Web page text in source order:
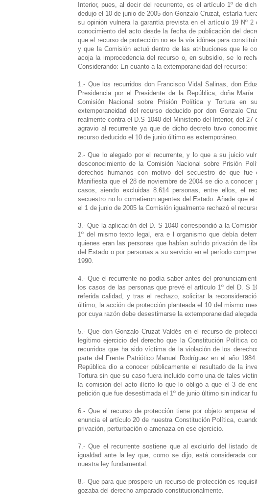
Interior, pues, al decir del recurrente, es el artículo 1º de
dedujo el 10 de junio de 2005 don Gonzalo Cruzat, estaría
su opinión vulnera la garantía prevista en el artículo 19 Nº
conocimiento del acto desde la fecha de publicación del
que el recurso de protección no es la vía idónea para
y que la Comisión actuó dentro de las atribuciones que le
acoja la improcedencia del recurso o, en subsidio, se lo
Considerando: En cuanto a la extemporaneidad del recurso:
1.- Que los recurridos don Francisco Vidal Salinas, don
Presidencia por el Presidente de la República, doña
Comisión Nacional sobre Prisión Política y Tortura en
extemporaneidad del recurso deducido por don Gonzalo
realmente contra el D.S 1040 del Ministerio del Interior, del
agravio al recurrente ya que de dicho decreto tuvo
recurso deducido el 10 de junio último es extemporáneo.
2.- Que lo alegado por el recurrente, y lo que a su juicio
desconocimiento de la Comisión Nacional sobre Prisión
derechos humanos con motivo del secuestro de que fue
Manifiesta que el 28 de noviembre de 2004 se dio a
casos, siendo excluidas 8.614 personas, entre ellos, el
secuestro no lo cometieron agentes del Estado. Añade que
el 1 de junio de 2005 la Comisión igualmente rechazó el
3.- Que la aplicación del D. S 1040 correspondió a la
1º del mismo texto legal, era e l organismo que debía
quienes eran las personas que habían sufrido privación de
del Estado o por personas a su servicio en el período
1990.
4.- Que el recurrente no podía saber antes del
los casos de las personas que prevé el artículo 1º del D. S
referida calidad, y tras el rechazo, solicitar la
último, la acción de protección planteada el 10 del mismo
por cuya razón debe desestimarse la extemporaneidad
5.- Que don Gonzalo Cruzat Valdés en el recurso de
legítimo ejercicio del derecho que la Constitución Política
recurridos que ha sido víctima de la violación de los
parte del Frente Patriótico Manuel Rodríguez en el año
República dio a conocer públicamente el resultado de la
Tortura sin que su caso fuera incluido como una de tales
la comisión del acto ilícito lo que lo obligó a que el 3 de
petición que fue desestimada el 1º de junio último sin indicar
6.- Que el recurso de protección tiene por objeto amparar
enuncia el artículo 20 de nuestra Constitución Política,
privación, perturbación o amenaza en ese ejercicio.
7.- Que el recurrente sostiene que al excluirlo del listado
igualdad ante la ley que, como se dijo, está considerada
nuestra ley fundamental.
8.- Que para que prospere un recurso de protección es
gozaba del derecho amparado constitucionalmente.